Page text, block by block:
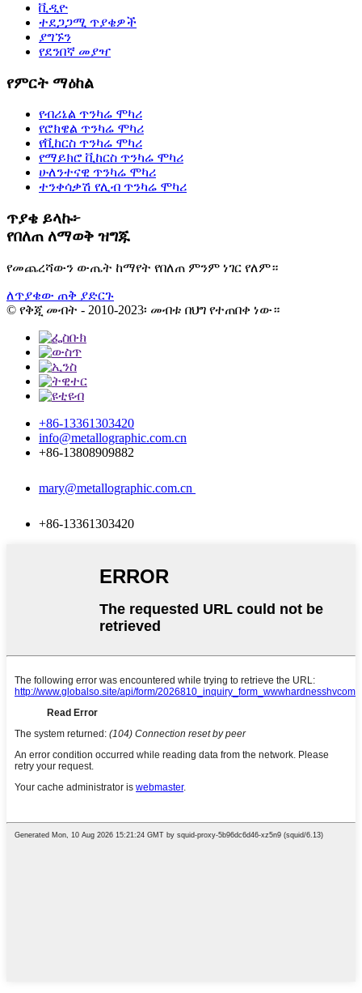
ቪዲዮ
ተደጋጋሚ ጥያቄዎች
ያግኙን
የደንበኛ መያዣ
የምርት ማዕከል
የብሪኔል ጥንካሬ ሞካሪ
የሮክዌል ጥንካሬ ሞካሪ
የቪከርስ ጥንካሬ ሞካሪ
የማይክሮ ቪከርስ ጥንካሬ ሞካሪ
ሁለንተናዊ ጥንካሬ ሞካሪ
ተንቀሳቃሽ የሊብ ጥንካሬ ሞካሪ
ጥያቄ ይላኩ፦
የበለጠ ለማወቅ ዝግጁ
የመጨረሻውን ውጤት ከማየት የበለጠ ምንም ነገር የለም።
ለጥያቄው ጠቅ ያድርጉ
© የቅጂ መብት - 2010-2023፡ መብቱ በህግ የተጠበቀ ነው።
+86-13361303420
info@metallographic.com.cn
+86-13808909882
mary@metallographic.com.cn
+86-13361303420